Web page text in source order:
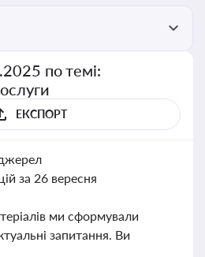
по темі:
ЕКСПОРТ
за 26 вересня
ми сформували
запитання. Ви